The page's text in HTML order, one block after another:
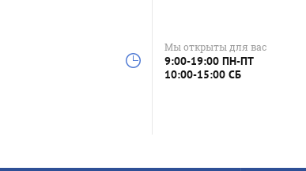
Мы открыты для вас
9:00-19:00 ПН-ПТ
10:00-15:00 СБ